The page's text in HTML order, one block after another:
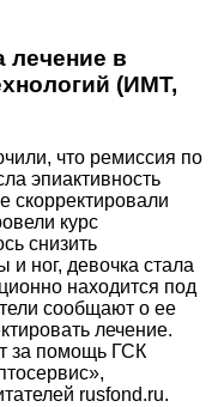
лечение в
(ИМТ,
что ремиссия по
эпиактивность
скорректировали
курс
снизить
ног, девочка стала
находится под
сообщают о ее
лечение.
за помощь ГСК
rusfond.ru.